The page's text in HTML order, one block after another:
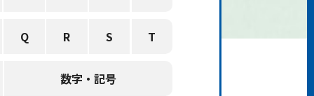
Q R S T
数字・記号